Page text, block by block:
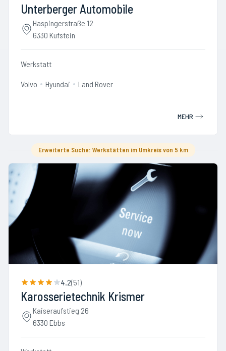
Unterberger Automobile
Haspingerstraße 12
6330 Kufstein
Werkstatt
Volvo Hyundai Land Rover
MEHR
Erweiterte Suche: Werkstätten im Umkreis von 5 km
4.2(51)
Karosserietechnik Krismer
Kaiseraufstieg 26
6330 Ebbs